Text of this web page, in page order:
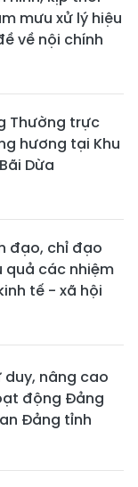
mưu xử lý hiệu
về nội chính
Thường trực
hương tại Khu
Dừa
đạo, chỉ đạo
quả các nhiệm
tế - xã hội
nâng cao
động Đảng
Đảng tỉnh